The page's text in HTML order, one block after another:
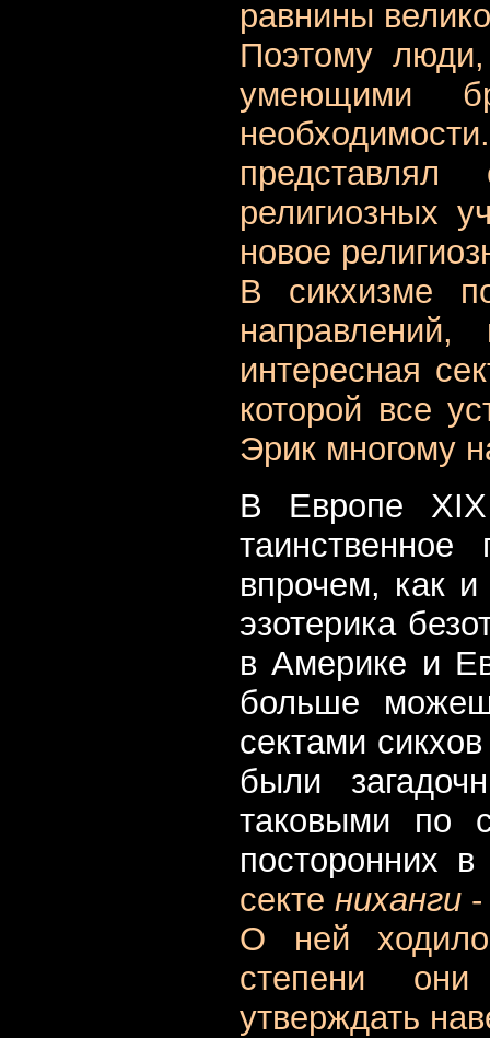
равнины
Поэтому
умеющими
религиозных
новое
В сикхизме
интересная
которой все
Эрик многому
В Европе
впрочем, как и
эзотерика
в Америке и
больше
сектами
были
таковыми по
посторонних
секте ниханги
О ней
степени они
утверждать